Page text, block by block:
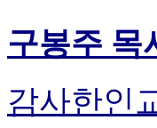
구봉주 목
감사한인